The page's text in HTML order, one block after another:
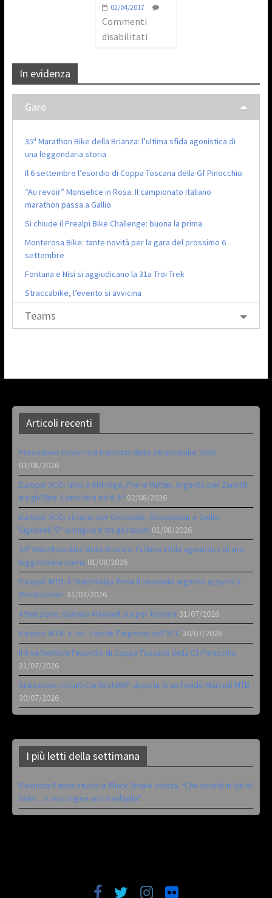
02/04/2017
Commenti
disabilitati
In evidenza
Gare
35ª Marathon Bike della Brianza: l’ultima sfida agonistica di
una leggendaria storia
Il 6 settembre l’esordio di Coppa Toscana della Gf Pinocchio
“Au revoir” Monselice in Rosa. Il campionato italiano
marathon passa a Gallio
Si chiude il Prealpi Bike Challenge: buona la prima
Monterosa Bike: tante novità per la gara del prossimo 6
settembre
Fontana e Nisi si aggiudicano la 31a Troi Trek
Straccabike, l’evento si avvicina
Teams
Articoli recenti
Procedono i lavori sul tracciato della Straccabike 2026
03/08/2026
Europei XCO: titoli a Aldridge, Frei e Hutter. Argento per Zanotti
tra gli Elite. Corvi fora ed è 4^ 02/08/2026
Europei XCO: vittorie per Ghibaudo, Grossmann e Gallis.
Signorelli 5^ la migliore tra gli italiani 01/08/2026
35ª Marathon Bike della Brianza: l’ultima sfida agonistica di una
leggendaria storia 01/08/2026
Europei MTB: il Team Relay firma il secondo argento azzurro a
Monteceneri 31/07/2026
Attenzione: Samara Maxwell sta per tornare 31/07/2026
Europei MTB: a Juri Zanotti l’argento nell’XCC 30/07/2026
Il 6 settembre l’esordio di Coppa Toscana della Gf Pinocchio
31/07/2026
Situazione circuiti Contest360° dopo la Gran Fondo Marradi MTB
30/07/2026
I più letti della settimana
Eleonora Farina studia la Black Snake iridata: “Che ricordi in Val di
Sole… e ora sogno una medaglia”